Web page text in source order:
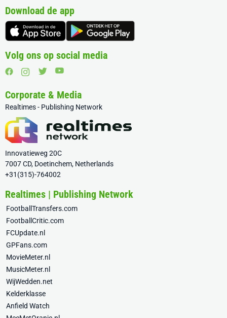
Download de app
Volg ons op social media
Corporate & Media
Realtimes - Publishing Network
Innovatieweg 20C
7007 CD, Doetinchem, Netherlands
+31(315)-764002
Realtimes | Publishing Network
FootballTransfers.com
FootballCritic.com
FCUpdate.nl
GPFans.com
MovieMeter.nl
MusicMeter.nl
WijWedden.net
Kelderklasse
Anfield Watch